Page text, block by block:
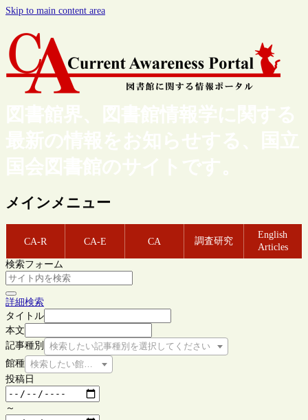
Skip to main content area
図書館界、図書館情報学に関する
最新の情報をお知らせする、国立
国会図書館のサイトです。
メインメニュー
CA-R CA-E CA 調査研究
English
Articles
検索フォーム
詳細検索
タイトル
本文
記事種別
検索したい記事種別を選択してください
館種 検索したい館種を選択してください
投稿日
～